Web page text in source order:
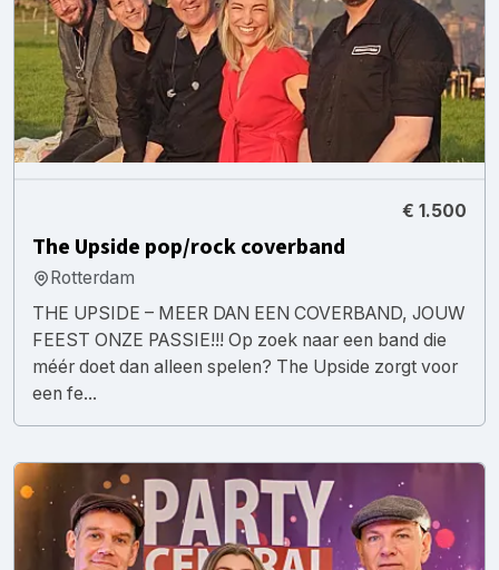
€ 1.500
The Upside pop/rock coverband
Rotterdam
THE UPSIDE – MEER DAN EEN COVERBAND, JOUW
FEEST ONZE PASSIE!!! Op zoek naar een band die
méér doet dan alleen spelen? The Upside zorgt voor
een fe...